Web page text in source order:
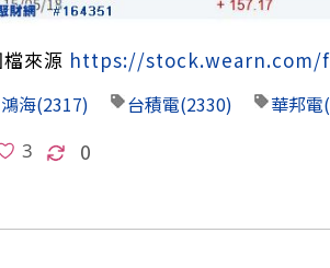
檔來源 https://stock.wearn.com/
鴻海(2317) 台積電(2330) 華邦電
0